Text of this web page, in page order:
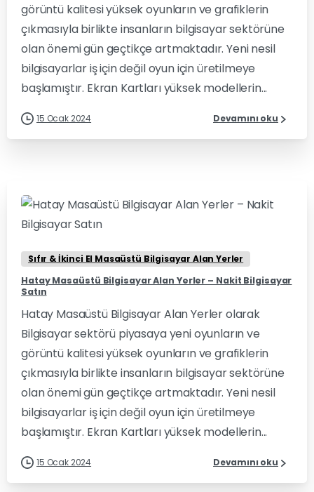
görüntü kalitesi yüksek oyunların ve grafiklerin
çıkmasıyla birlikte insanların bilgisayar sektörüne
olan önemi gün geçtikçe artmaktadır. Yeni nesil
bilgisayarlar iş için değil oyun için üretilmeye
başlamıştır. Ekran Kartları yüksek modellerin...
15 Ocak 2024 Devamını oku
0 0
Sıfır & İkinci El Masaüstü Bilgisayar Alan Yerler
Hatay Masaüstü Bilgisayar Alan Yerler – Nakit Bilgisayar
Satın
Hatay Masaüstü Bilgisayar Alan Yerler olarak
Bilgisayar sektörü piyasaya yeni oyunların ve
görüntü kalitesi yüksek oyunların ve grafiklerin
çıkmasıyla birlikte insanların bilgisayar sektörüne
olan önemi gün geçtikçe artmaktadır. Yeni nesil
bilgisayarlar iş için değil oyun için üretilmeye
başlamıştır. Ekran Kartları yüksek modellerin...
15 Ocak 2024 Devamını oku